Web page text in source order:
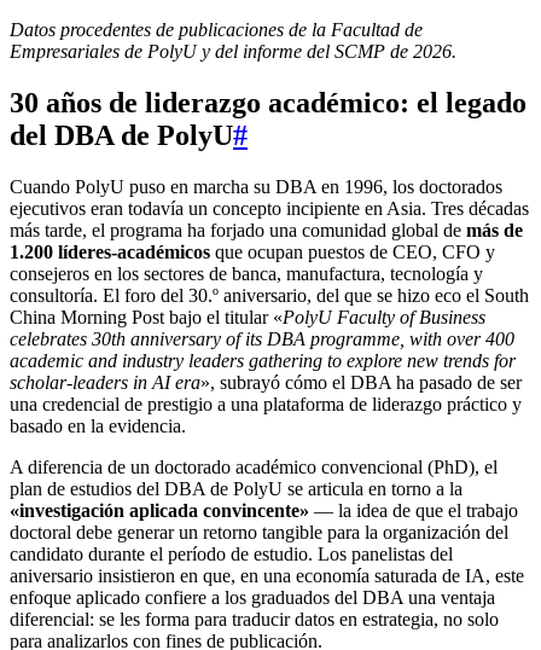
Datos procedentes de publicaciones de la Facultad de
Empresariales de PolyU y del informe del SCMP de 2026.
30 años de liderazgo académico: el legado
del DBA de PolyU#
Cuando PolyU puso en marcha su DBA en 1996, los doctorados
ejecutivos eran todavía un concepto incipiente en Asia. Tres décadas
más tarde, el programa ha forjado una comunidad global de más de
1.200 líderes-académicos que ocupan puestos de CEO, CFO y
consejeros en los sectores de banca, manufactura, tecnología y
consultoría. El foro del 30.º aniversario, del que se hizo eco el South
China Morning Post bajo el titular «PolyU Faculty of Business
celebrates 30th anniversary of its DBA programme, with over 400
academic and industry leaders gathering to explore new trends for
scholar-leaders in AI era», subrayó cómo el DBA ha pasado de ser
una credencial de prestigio a una plataforma de liderazgo práctico y
basado en la evidencia.
A diferencia de un doctorado académico convencional (PhD), el
plan de estudios del DBA de PolyU se articula en torno a la
«investigación aplicada convincente» — la idea de que el trabajo
doctoral debe generar un retorno tangible para la organización del
candidato durante el período de estudio. Los panelistas del
aniversario insistieron en que, en una economía saturada de IA, este
enfoque aplicado confiere a los graduados del DBA una ventaja
diferencial: se les forma para traducir datos en estrategia, no solo
para analizarlos con fines de publicación.